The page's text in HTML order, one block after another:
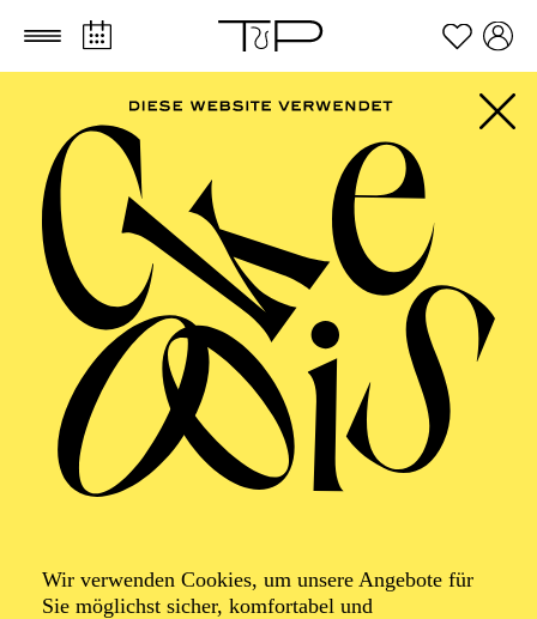
Zum Hauptinhalt springen Zum Footer springen
Wir verwenden Cookies, um unsere Angebote für
Sie möglichst sicher, komfortabel und